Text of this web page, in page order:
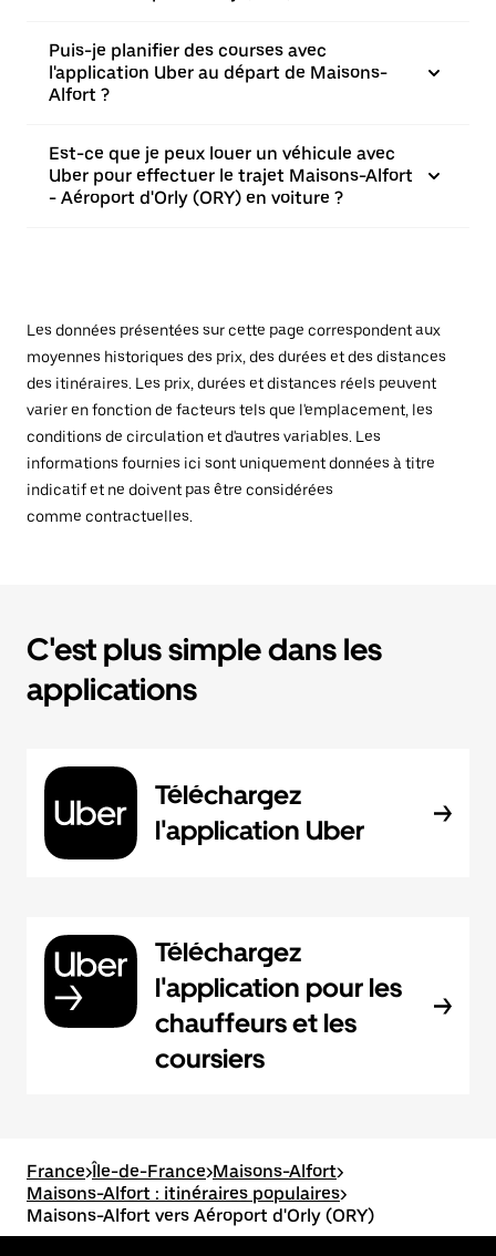
Puis-je planifier des courses avec
l'application Uber au départ de Maisons-
Alfort ?
Est-ce que je peux louer un véhicule avec
Uber pour effectuer le trajet Maisons-Alfort
- Aéroport d'Orly (ORY) en voiture ?
Les données présentées sur cette page correspondent aux
moyennes historiques des prix, des durées et des distances
des itinéraires. Les prix, durées et distances réels peuvent
varier en fonction de facteurs tels que l'emplacement, les
conditions de circulation et d'autres variables. Les
informations fournies ici sont uniquement données à titre
indicatif et ne doivent pas être considérées
comme contractuelles.
C'est plus simple dans les
applications
Téléchargez
l'application Uber
Téléchargez
l'application pour les
chauffeurs et les
coursiers
France>Île-de-France>Maisons-Alfort>
Maisons-Alfort : itinéraires populaires>
Maisons-Alfort vers Aéroport d'Orly (ORY)